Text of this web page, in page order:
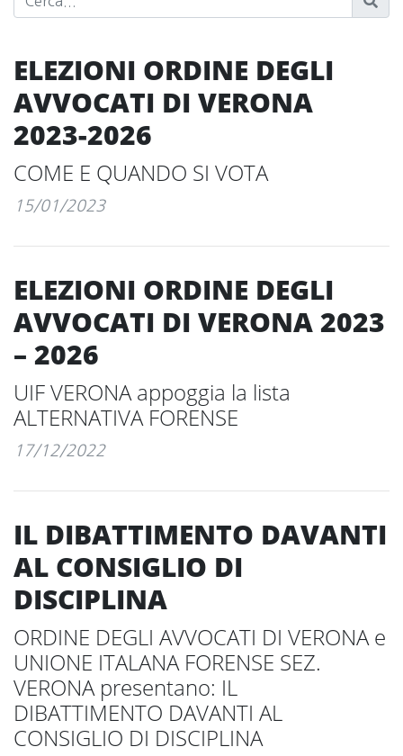
ELEZIONI ORDINE DEGLI
AVVOCATI DI VERONA
2023-2026
COME E QUANDO SI VOTA
15/01/2023
ELEZIONI ORDINE DEGLI
AVVOCATI DI VERONA 2023
– 2026
UIF VERONA appoggia la lista
ALTERNATIVA FORENSE
17/12/2022
IL DIBATTIMENTO DAVANTI
AL CONSIGLIO DI
DISCIPLINA
ORDINE DEGLI AVVOCATI DI VERONA e
UNIONE ITALANA FORENSE SEZ.
VERONA presentano: IL
DIBATTIMENTO DAVANTI AL
CONSIGLIO DI DISCIPLINA